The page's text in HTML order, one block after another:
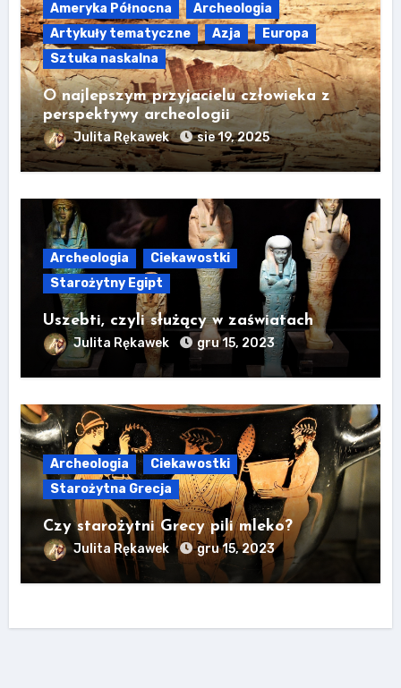
Ameryka Północna
Archeologia
Artykuły tematyczne
Azja
Europa
Sztuka naskalna
O najlepszym przyjacielu człowieka z
perspektywy archeologii
Julita Rękawek sie 19, 2025
Archeologia
Ciekawostki
Starożytny Egipt
Uszebti, czyli służący w zaświatach
Julita Rękawek gru 15, 2023
Archeologia
Ciekawostki
Starożytna Grecja
Czy starożytni Grecy pili mleko?
Julita Rękawek gru 15, 2023